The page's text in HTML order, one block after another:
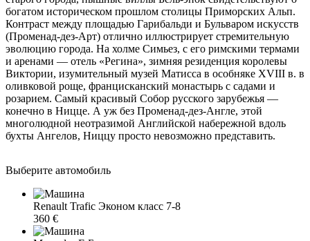
богатом историческом прошлом столицы Приморских Альп.
Контраст между площадью Гарибальди и Бульваром искусств
(Променад-дез-Арт) отлично иллюстрирует стремительную
эволюцию города. На холме Симьез, с его римскими термами
и аренами — отель «Регина», зимняя резиденция королевы
Виктории, изумительный музей Матисса в особняке XVIII в. в
оливковой роще, францисканский монастырь с садами и
розарием. Самый красивый Собор русского зарубежья —
конечно в Ницце. А уж без Променад-дез-Англе, этой
многолюдной неотразимой Английской набережной вдоль
бухты Ангелов, Ниццу просто невозможно представить.
Выберите автомобиль
Renault Trafic Эконом класс 7-8
360 €